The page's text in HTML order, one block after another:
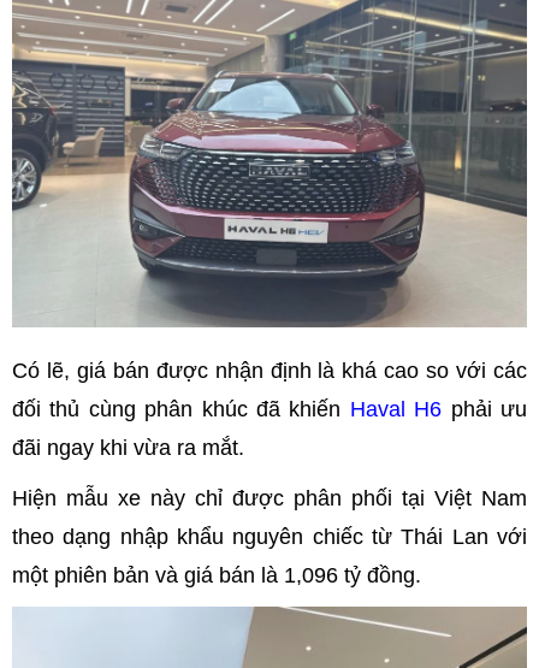
Có lẽ, giá bán được nhận định là khá cao so với các
đối thủ cùng phân khúc đã khiến Haval H6 phải ưu
đãi ngay khi vừa ra mắt.
Hiện mẫu xe này chỉ được phân phối tại Việt Nam
theo dạng nhập khẩu nguyên chiếc từ Thái Lan với
một phiên bản và giá bán là 1,096 tỷ đồng.